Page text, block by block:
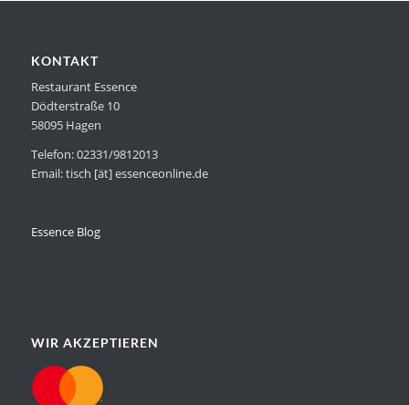
KONTAKT
Restaurant Essence
Dödterstraße 10
58095 Hagen
Telefon: 02331/9812013
Email: tisch [ät] essenceonline.de
Essence Blog
WIR AKZEPTIEREN